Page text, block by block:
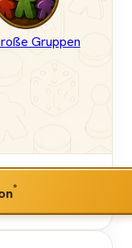
Gruppen
*